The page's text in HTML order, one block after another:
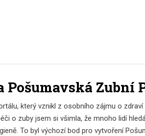
Zubní
který vznikl z osobního zájmu o
o zuby jsem si všimla, že mnoho lidí
To byl výchozí bod pro vytvoření